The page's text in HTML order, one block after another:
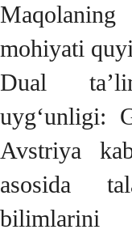
mohiyati
Dual
uyg‘unligi:
Avstriya
asosida